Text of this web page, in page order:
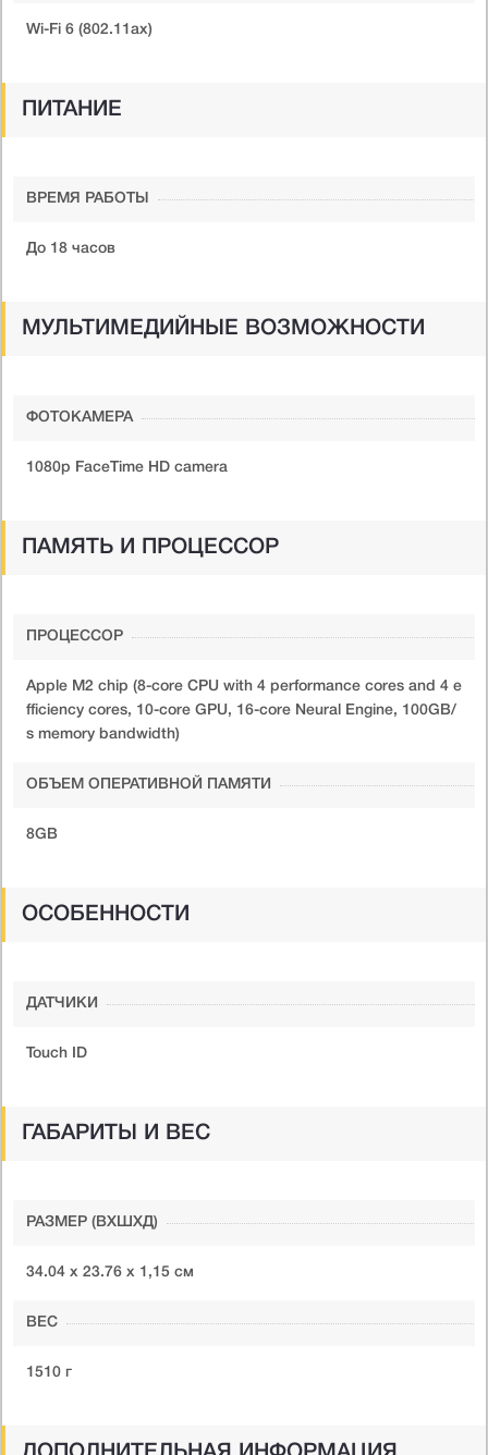
Wi-Fi 6 (802.11ax)
ПИТАНИЕ
ВРЕМЯ РАБОТЫ
До 18 часов
МУЛЬТИМЕДИЙНЫЕ ВОЗМОЖНОСТИ
ФОТОКАМЕРА
1080p FaceTime HD camera
ПАМЯТЬ И ПРОЦЕССОР
ПРОЦЕССОР
Apple M2 chip (8-core CPU with 4 performance cores and 4 e
fficiency cores, 10-core GPU, 16-core Neural Engine, 100GB/
s memory bandwidth)
ОБЪЕМ ОПЕРАТИВНОЙ ПАМЯТИ
8GB
ОСОБЕННОСТИ
ДАТЧИКИ
Touch ID
ГАБАРИТЫ И ВЕС
РАЗМЕР (ВXШXД)
34.04 х 23.76 х 1,15 см
ВЕС
1510 г